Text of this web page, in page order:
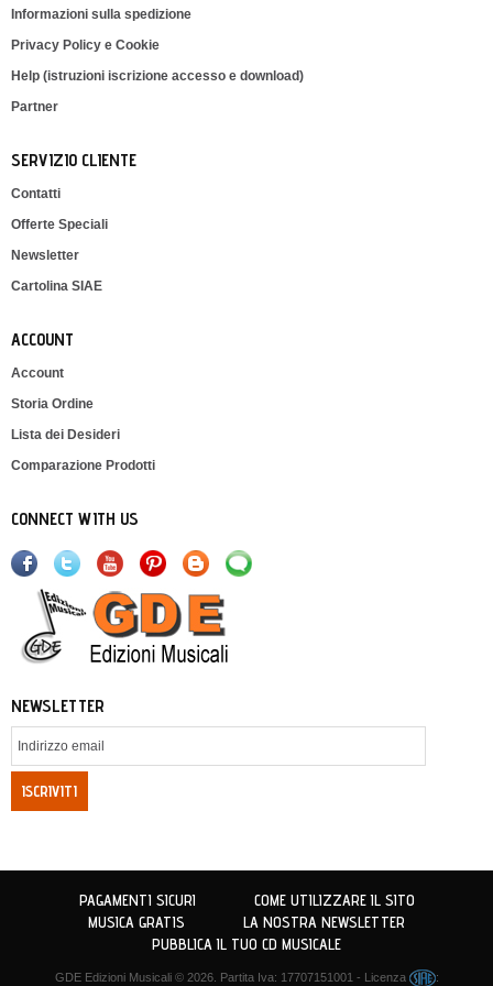
Informazioni sulla spedizione
Privacy Policy e Cookie
Help (istruzioni iscrizione accesso e download)
Partner
SERVIZIO CLIENTE
Contatti
Offerte Speciali
Newsletter
Cartolina SIAE
ACCOUNT
Account
Storia Ordine
Lista dei Desideri
Comparazione Prodotti
CONNECT WITH US
NEWSLETTER
ISCRIVITI
PAGAMENTI SICURI
COME UTILIZZARE IL SITO
MUSICA GRATIS
LA NOSTRA NEWSLETTER
PUBBLICA IL TUO CD MUSICALE
GDE Edizioni Musicali© 2026. Partita Iva: 17707151001 - Licenza
: